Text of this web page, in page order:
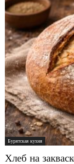
Бурятская кухня
Хлеб на